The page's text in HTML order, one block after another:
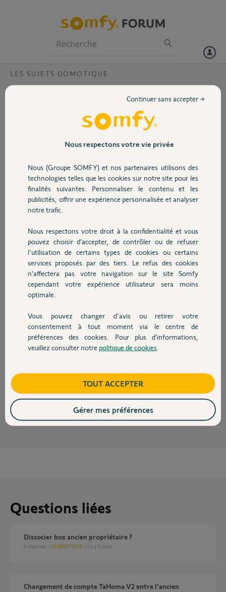
Volet
Sécurité
Domotique
Chauffage
Autres produits
Devis avec un pro
Contact
LES SUJETS DOMOTIQUE
Tahoma d'un ancien propriétaire
L'ancien propriétaire m'a laissé la box Tahoma pour piloter
Ce Tahoma est actuellement branché sur ma box.
Serait ce possible de la réinitialiser ?
Merci,
il y a plus de 5 ans
Participer au fil de discussion
Réponses
Bonjour Thimothy,
Questions liées
Dissocier box ancien propriétaire ?
4 réponses DOMOTIQUE il y a 5 jours
Changement de compte TaHoma V2 entre l'ancien
Nous respectons votre vie privée
Nous (Groupe SOMFY) et nos partenaires utilisons des
technologies telles que les cookies sur notre site pour les
finalités suivantes: Personnaliser le contenu et les
publicités, offrir une expérience personnalisée et analyser
notre trafic.
Nous respectons votre droit à la confidentialité et vous
pouvez choisir d’accepter, de contrôler ou de refuser
l'utilisation de certains types de cookies ou certains
services proposés par des tiers. Le refus des cookies
n’affectera pas votre navigation sur le site Somfy
cependant votre expérience utilisateur sera moins
optimale.
Vous pouvez changer d'avis ou retirer votre
consentement à tout moment via le centre de
préférences des cookies. Pour plus d’informations,
veuillez consulter notre politique de cookies
Continuer sans accepter →
TOUT ACCEPTER
Gérer mes préférences